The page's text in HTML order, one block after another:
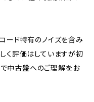
ード特有のノイズを含み
く評価はしていますが初
中古盤へのご理解をお